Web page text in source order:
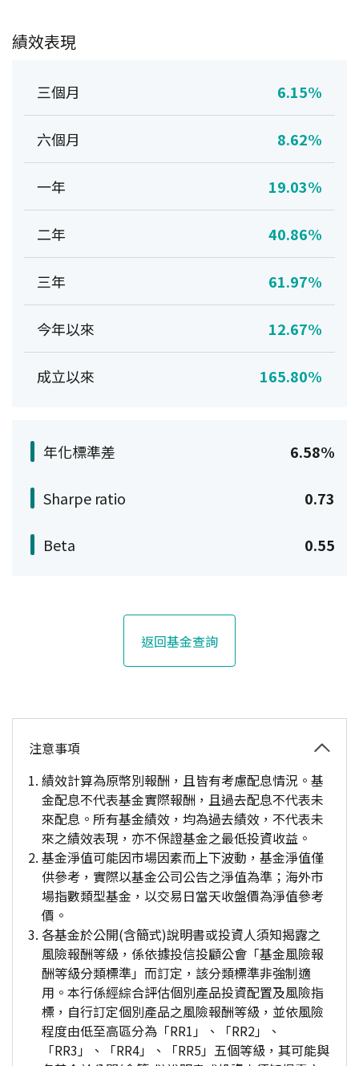
績效表現
三個月 6.15%
六個月 8.62%
一年 19.03%
二年 40.86%
三年 61.97%
今年以來 12.67%
成立以來 165.80%
年化標準差 6.58%
Sharpe ratio 0.73
Beta 0.55
返回基金查詢
注意事項
績效計算為原幣別報酬，且皆有考慮配息情況。基
金配息不代表基金實際報酬，且過去配息不代表未
來配息。所有基金績效，均為過去績效，不代表未
來之績效表現，亦不保證基金之最低投資收益。
基金淨值可能因市場因素而上下波動，基金淨值僅
供參考，實際以基金公司公告之淨值為準；海外市
場指數類型基金，以交易日當天收盤價為淨值參考
價。
各基金於公開(含簡式)說明書或投資人須知揭露之
風險報酬等級，係依據投信投顧公會「基金風險報
酬等級分類標準」而訂定，該分類標準非強制適
用。本行係經綜合評估個別產品投資配置及風險指
標，自行訂定個別產品之風險報酬等級，並依風險
程度由低至高區分為「RR1」、「RR2」、
「RR3」、「RR4」、「RR5」五個等級，其可能與